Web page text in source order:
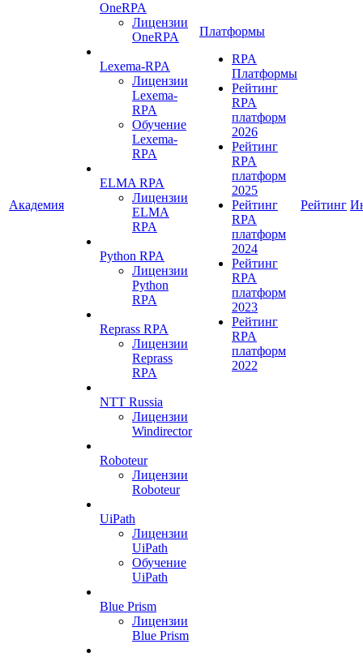
Академия
OneRPA
Лицензии
OneRPA
Lexema-RPA
Лицензии
Lexema-
RPA
Обучение
Lexema-
RPA
ELMA RPA
Лицензии
ELMA
RPA
Python RPA
Лицензии
Python
RPA
Reprass RPA
Лицензии
Reprass
RPA
NTT Russia
Лицензии
Windirector
Roboteur
Лицензии
Roboteur
UiPath
Лицензии
UiPath
Обучение
UiPath
Blue Prism
Лицензии
Blue Prism
Платформы
RPA
Платформы
Рейтинг
RPA
платформ
2026
Рейтинг
RPA
платформ
2025
Рейтинг
RPA
платформ
2024
Рейтинг
RPA
платформ
2023
Рейтинг
RPA
платформ
2022
Рейтинг